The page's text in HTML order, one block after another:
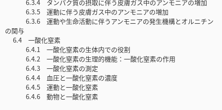
6.3.4 タンパク質の摂取に伴う皮膚ガス中のアンモニアの増加
6.3.5 運動に伴う皮膚ガス中のアンモニアの増加
6.3.6 運動や生命活動に伴うアンモニアの発生機構とオルニチン
の関与
6.4 一酸化窒素
6.4.1 一酸化窒素の生体内での役割
6.4.2 一酸化窒素の生理的機能：一酸化窒素の作用
6.4.3 一酸化窒素の測定
6.4.4 血圧と一酸化窒素の濃度
6.4.5 運動と一酸化窒素
6.4.6 動物と一酸化窒素